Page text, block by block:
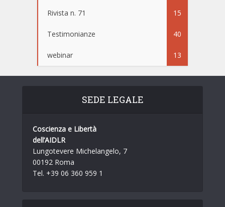
Rivista n. 71 15
Testimonianze 40
webinar 13
SEDE LEGALE
Coscienza e Libertà
dell’AIDLR
Lungotevere Michelangelo, 7
00192 Roma
Tel. +39 06 360 959 1